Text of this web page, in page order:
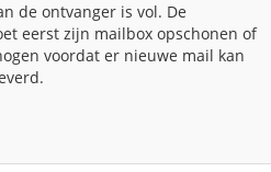
de ontvanger is vol. De
eerst zijn mailbox opschonen of
voordat er nieuwe mail kan